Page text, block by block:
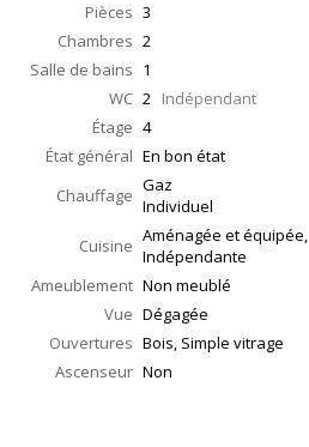
Pièces 3
Chambres 2
Salle de bains 1
WC 2 Indépendant
Étage 4
État général En bon état
Chauffage Gaz
Individuel
Cuisine Aménagée et équipée,
Indépendante
Ameublement Non meublé
Vue Dégagée
Ouvertures Bois, Simple vitrage
Ascenseur Non